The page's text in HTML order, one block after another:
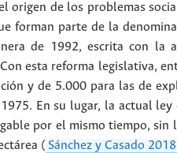
origen de los problemas
forman parte de la
de 1992, escrita con
esta reforma legislativa,
y de 5.000 para las de
En su lugar, la actual
por el mismo tiempo, sin
( Sánchez y Casado 2018